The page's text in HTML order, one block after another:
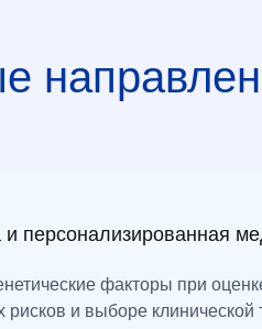
и персонализированная
факторы при
и выборе клинической